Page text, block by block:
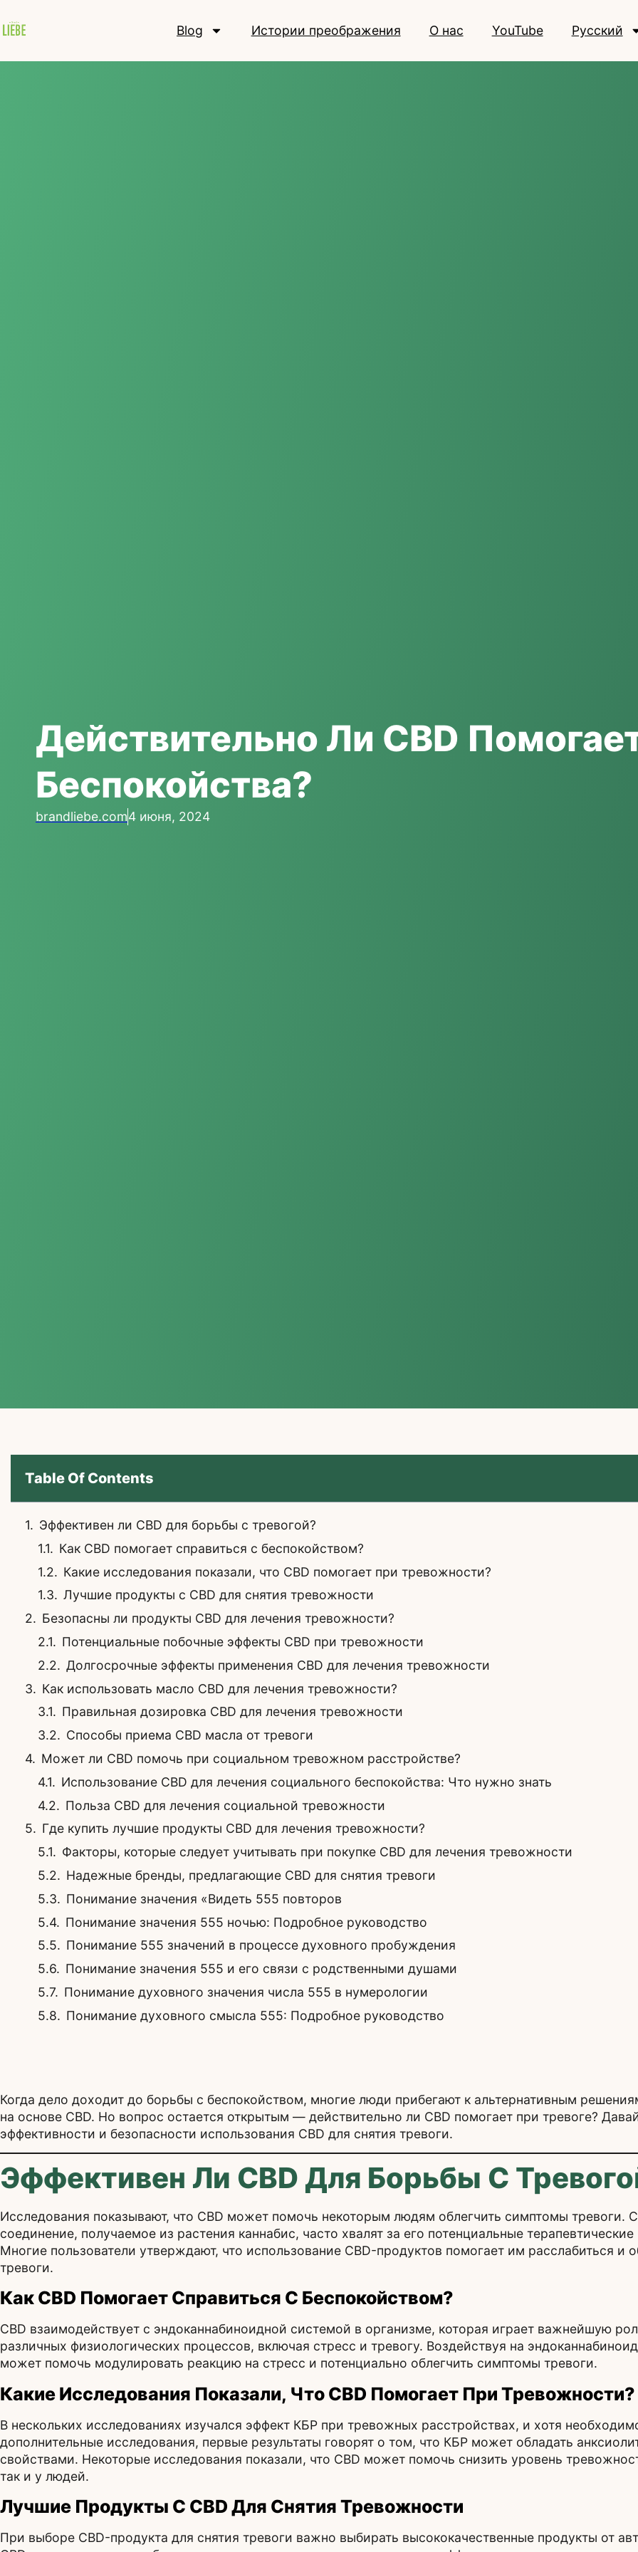
Blog Истории преображения О нас YouTube Русский
Действительно Ли CBD
Беспокойства?
brandliebe.com4 июня, 2024
Table Of Contents
Эффективен ли CBD для борьбы с тревогой?
Как CBD помогает справиться с беспокойством?
Какие исследования показали, что CBD помогает при тревожности?
Лучшие продукты с CBD для снятия тревожности
Безопасны ли продукты CBD для лечения тревожности?
Потенциальные побочные эффекты CBD при тревожности
Долгосрочные эффекты применения CBD для лечения тревожности
Как использовать масло CBD для лечения тревожности?
Правильная дозировка CBD для лечения тревожности
Способы приема CBD масла от тревоги
Может ли CBD помочь при социальном тревожном расстройстве?
Использование CBD для лечения социального беспокойства: Что нужно знать
Польза CBD для лечения социальной тревожности
Где купить лучшие продукты CBD для лечения тревожности?
Факторы, которые следует учитывать при покупке CBD для лечения тревожности
Надежные бренды, предлагающие CBD для снятия тревоги
Понимание значения «Видеть 555 повторов
Понимание значения 555 ночью: Подробное руководство
Понимание 555 значений в процессе духовного пробуждения
Понимание значения 555 и его связи с родственными душами
Понимание духовного значения числа 555 в нумерологии
Понимание духовного смысла 555: Подробное руководство
Когда дело доходит до борьбы с беспокойством, многие люди прибегают к альтернативным
на основе CBD. Но вопрос остается открытым — действительно ли CBD помогает при тревоге?
эффективности и безопасности использования CBD для снятия тревоги.
Эффективен Ли CBD Для Борьбы С
Исследования показывают, что CBD может помочь некоторым людям облегчить симптомы тревоги.
соединение, получаемое из растения каннабис, часто хвалят за его потенциальные
Многие пользователи утверждают, что использование CBD-продуктов помогает им расслабиться и
тревоги.
Как CBD Помогает Справиться С Беспокойством?
CBD взаимодействует с эндоканнабиноидной системой в организме, которая играет важнейшую
различных физиологических процессов, включая стресс и тревогу. Воздействуя на
может помочь модулировать реакцию на стресс и потенциально облегчить симптомы тревоги.
Какие Исследования Показали, Что CBD Помогает При Тревожности?
В нескольких исследованиях изучался эффект КБР при тревожных расстройствах, и хотя
дополнительные исследования, первые результаты говорят о том, что КБР может обладать
свойствами. Некоторые исследования показали, что CBD может помочь снизить уровень
так и у людей.
Лучшие Продукты С CBD Для Снятия Тревожности
При выборе CBD-продукта для снятия тревоги важно выбирать высококачественные продукты от